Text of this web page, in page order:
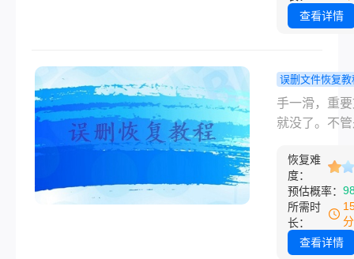
数人在崩溃
只要方法得
作及时，绝
数据都能失
得。本文将
单的原生方
业级恢复手
你逐一拆解
之有效的解
案，助你在
机中从容自
查看详情
误删文件恢复教
件删了还能
来？我试过
手一滑，重
就没了。不
还是存了好
照片，误删
何恢复这个
几乎每个人
上。很多人
恢复难
度：
预估概率：
所需时
长：
查看详情